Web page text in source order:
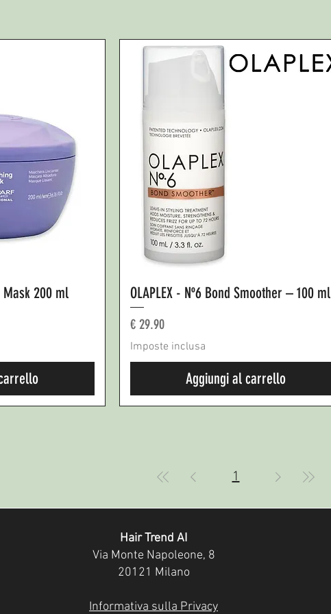
Mask 200 ml OLAPLEX - Nº6 Bond Smoother – 100 ml
Prezzo
€ 29.90
Imposte inclusa
Aggiungi al carrello
1
Hair Trend AI
Via Monte Napoleone, 8
20121 Milano
Informativa sulla Privacy